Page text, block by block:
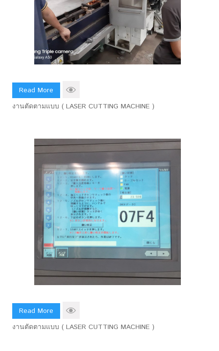
Read More
งานตัดตามแบบ ( LASER CUTTING MACHINE )
Read More
งานตัดตามแบบ ( LASER CUTTING MACHINE )